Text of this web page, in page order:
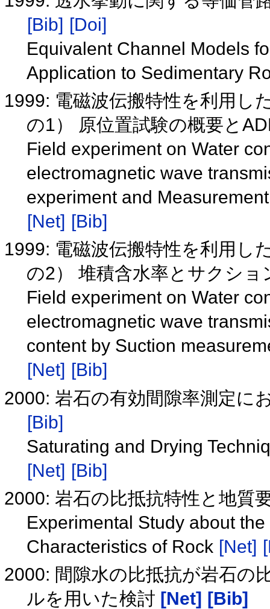
[Bib] [Doi]
Equivalent Channel Models
Application to Sedimentary
1999: 電磁波伝搬特性を利用し
の1） 原位置試験の概要と
Field experiment on Water
electromagnetic wave
experiment and
[Net] [Bib]
1999: 電磁波伝搬特性を利用し
の2） 堆積含水率とサクシ
Field experiment on Water
electromagnetic wave
content by Suction
[Net] [Bib]
2000: 岩石の有効間隙率測定に
[Bib]
Saturating and Drying
[Net] [Bib]
2000: 岩石の比抵抗特性と地質
Experimental Study about
Characteristics of Rock [Net]
2000: 間隙水の比抵抗が岩石の
ルを用いた検討 [Net] [Bib]